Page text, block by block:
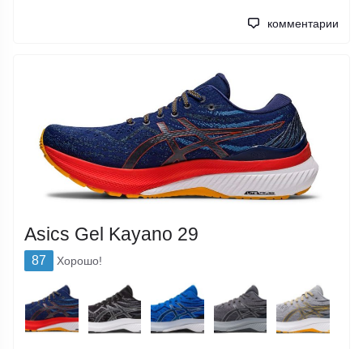
комментарии
Asics Gel Kayano 29
87 Хорошо!